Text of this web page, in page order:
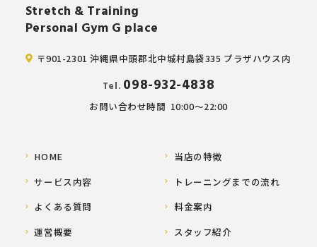
Stretch & Training
Personal Gym G place
〒901-2301 沖縄県中頭郡北中城村島袋335 プラザハウス内
Tel. 098-932-4838
お問い合わせ時間 10:00～22:00
HOME
当店の特徴
サービス内容
トレーニングまでの流れ
よくある質問
料金案内
運営概要
スタッフ紹介